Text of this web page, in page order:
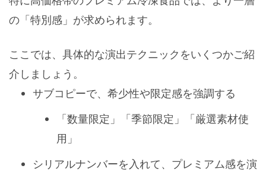
の「特別感」が求められます。
ここでは、具体的な演出テクニックをいくつかご紹
介しましょう。
サブコピーで、希少性や限定感を強調する
「数量限定」「季節限定」「厳選素材使
用」
シリアルナンバーを入れて、プレミアム感を演